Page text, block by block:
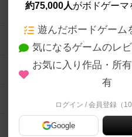
約75,000人がボドゲーマ
遊んだボードゲーム
気になるゲームのレ
お気に入り作品・所
有
ログイン / 会員登録（10
Google
ボードゲームの新着レビ
ボードゲーム会情報
メカニクス特集
掲示板・トピックス
ボドとも・会員一覧